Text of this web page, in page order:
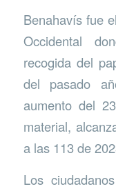
Benahavís fue
Occidental
recogida del
del pasado
aumento del
material,
a las 113 de
Los